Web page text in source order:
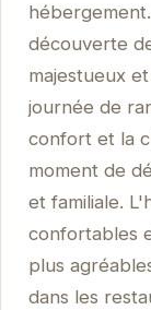
découverte
majestueux
journée de
confort et la
moment de
et familiale.
confortables
plus
dans les